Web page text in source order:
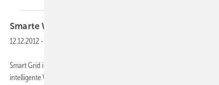
SmarteWeihnachten
12.12.2012 -
Smart Grid ist das Zauberwort unserer Tage, wenn es um die
intelligente Vernetzung und Steuerung von konventionellen zentralen